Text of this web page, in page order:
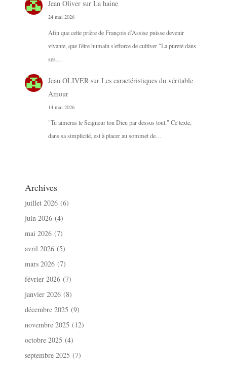
Jean Oliversur La haine
24 mai 2026
Afin que cette prière de François d'Assise puisse devenir
vivante, que l'être humain s'efforce de cultiver "La pureté dans
ses…
Jean OLIVER sur Les caractéristiques du véritable
Amour
14 mai 2026
"Tu aimeras le Seigneur ton Dieu par dessus tout." Ce texte,
dans sa simplicité, est à placer au sommet de…
Archives
juillet 2026 (6)
juin 2026 (4)
mai 2026 (7)
avril 2026 (5)
mars 2026 (7)
février 2026 (7)
janvier 2026 (8)
décembre 2025 (9)
novembre 2025 (12)
octobre 2025 (4)
septembre 2025 (7)